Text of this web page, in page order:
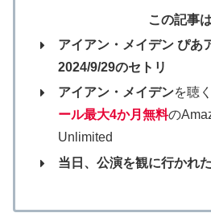
この記事は
アイアン・メイデン ぴあ
2024/9/29のセトリ
アイアン・メイデンを聴
ール最大4か月無料の
Unlimited
当日、公演を観に行かれ